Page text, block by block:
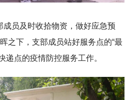
成员及时收拾物资，做好应急预
之下，支部成员站好服务点的“最
递点的疫情防控服务工作。